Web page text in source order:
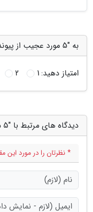
به "5 مورد عجیب از پیوند مغز و ماشین" امتیاز دهید
امتیاز دهید:1
2
دیدگاه های مرتبط با "5 مورد عجیب از پیوند مغز و ماشین"
* نظرتان را در مورد این